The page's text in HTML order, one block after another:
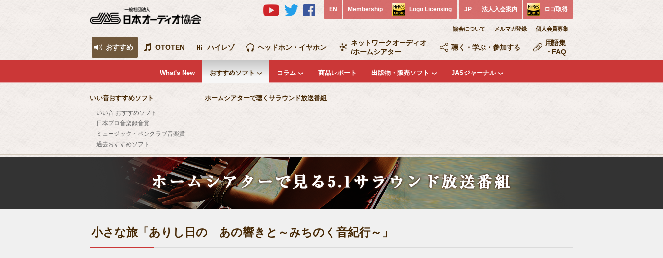
EN Membership Logo Licensing JP 法人入会案内 ロゴ取得
協会について メルマガ登録 個人会員募集
おすすめ
What's New おすすめソフト
いい音おすすめソフト
いい音 おすすめソフト
日本プロ音楽録音賞
ミュージック・ペンクラブ音楽賞
過去おすすめソフト
ホームシアターで聴くサラウンド放送番組
コラム 商品レポート 出版物・販売ソフト JASジャーナル
OTOTEN ハイレゾ ヘッドホン・イヤホン
ネットワークオーディオ
/ホームシアター
聴く・学ぶ・参加する
用語集
・FAQ
小さな旅「ありし日の あの響きと～みちのく音紀行～」